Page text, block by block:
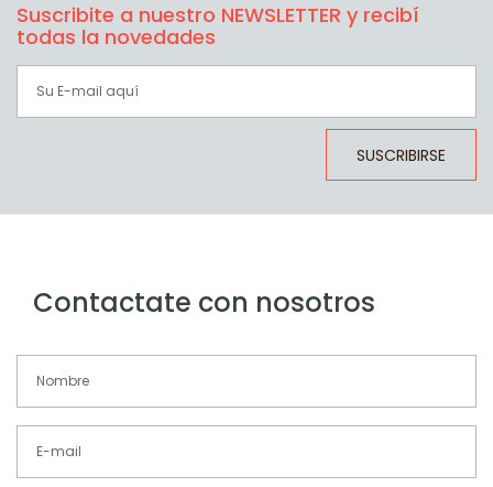
Suscribite a nuestro NEWSLETTER y recibí
todas la novedades
SUSCRIBIRSE
Contactate con nosotros